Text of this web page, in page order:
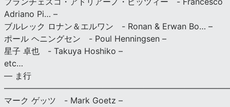
Adriano Pi… –
ブルレック ロナン＆エルワン - Ronan & Erwan Bo… –
ポール ヘニングセン - Poul Henningsen –
星子 卓也 - Takuya Hoshiko –
etc…
— ま行
マーク ゲッツ - Mark Goetz –